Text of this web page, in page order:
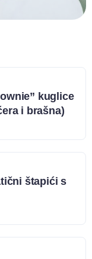
kuglice
i brašna)
štapići s